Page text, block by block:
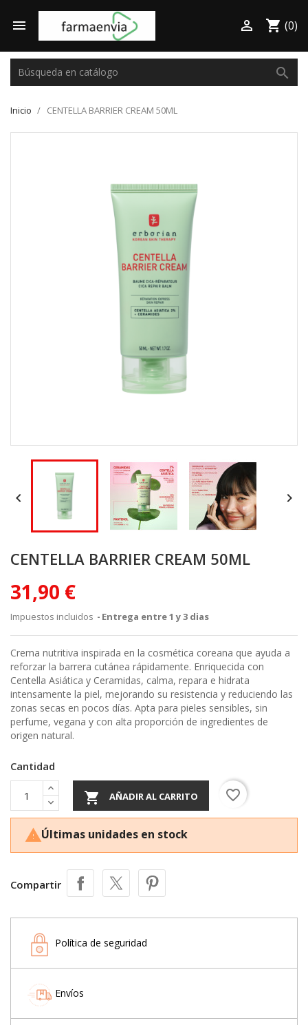
 shopping_cart (0)

search
Inicio CENTELLA BARRIER CREAM 50ML
 
CENTELLA BARRIER CREAM 50ML
31,90 €
Impuestos incluidos Entrega entre 1 y 3 dias
Crema nutritiva inspirada en la cosmética coreana que ayuda a
reforzar la barrera cutánea rápidamente. Enriquecida con
Centella Asiática y Ceramidas, calma, repara e hidrata
intensamente la piel, mejorando su resistencia y reduciendo las
zonas secas en pocos días. Apta para pieles sensibles, sin
perfume, vegana y con alta proporción de ingredientes de
origen natural.
Cantidad
 AÑADIR AL CARRITO favorite_border
Últimas unidades en stock
Compartir
Política de seguridad
Envíos